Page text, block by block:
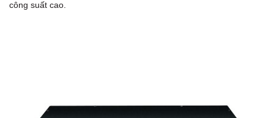
công suất cao.